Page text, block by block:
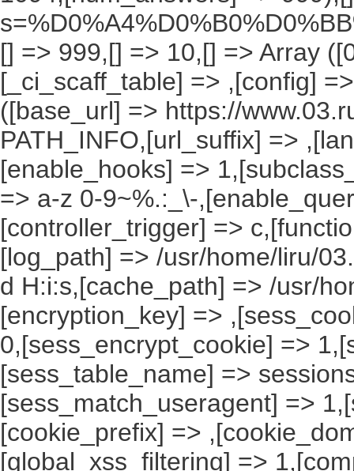
[] => 999,[] => 10,[] => Array
[_ci_scaff_table] => ,[config]
([base_url] => https://
PATH_INFO,[url_suffix] =>
[enable_hooks] =>
=> a-z 0-9~%.:_\-
[controller_trigger] =>
[log_path] => /usr/home/liru/
d H:i:s,[cache_path] => /usr/
[encryption_key] =>
0,[sess_encrypt_cookie] =>
[sess_table_name] =>
[sess_match_useragent] =>
[cookie_prefix] =>
[global_xss_filtering] =>